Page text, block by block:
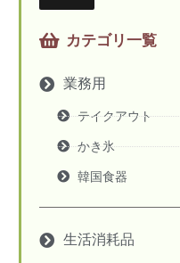
カテゴリ一覧
業務用
テイクアウト
かき氷
韓国食器
生活消耗品